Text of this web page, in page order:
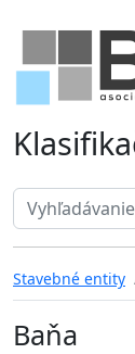
Search term
Stavebné entity
Baňa